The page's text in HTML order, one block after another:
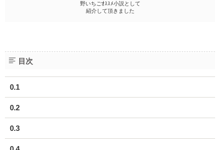
野いちごｵｽｽﾒ小説として
紹介して頂きました
目次
0.1
0.2
0.3